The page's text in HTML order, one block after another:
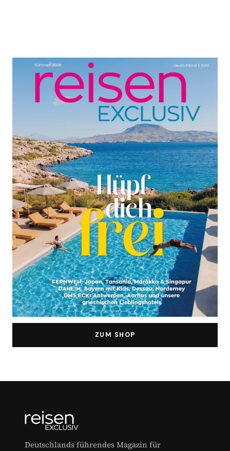
ZUM SHOP
Deutschlands führendes Magazin für